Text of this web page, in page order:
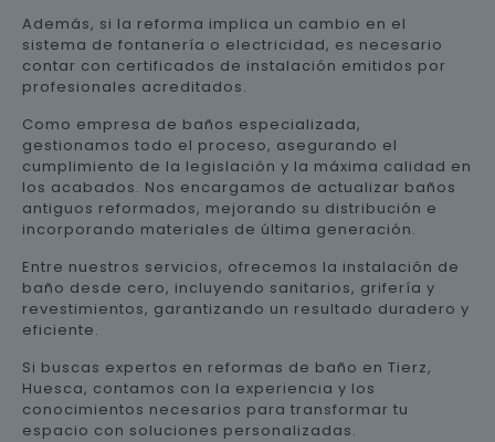
Además, si la reforma implica un cambio en el
sistema de fontanería o electricidad, es necesario
contar con certificados de instalación emitidos por
profesionales acreditados.
Como empresa de baños especializada,
gestionamos todo el proceso, asegurando el
cumplimiento de la legislación y la máxima calidad en
los acabados. Nos encargamos de actualizar baños
antiguos reformados, mejorando su distribución e
incorporando materiales de última generación.
Entre nuestros servicios, ofrecemos la instalación de
baño desde cero, incluyendo sanitarios, grifería y
revestimientos, garantizando un resultado duradero y
eficiente.
Si buscas expertos en reformas de baño en Tierz,
Huesca, contamos con la experiencia y los
conocimientos necesarios para transformar tu
espacio con soluciones personalizadas.